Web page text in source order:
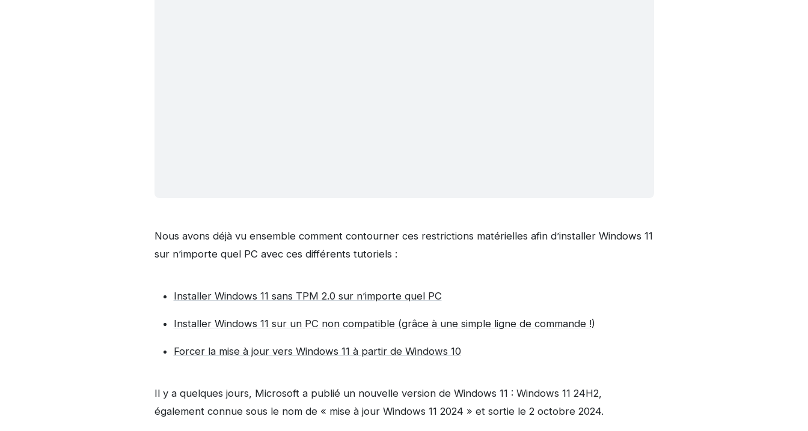
Nous avons déjà vu ensemble comment contourner ces restrictions matérielles afin d’installer Windows 11
sur n’importe quel PC avec ces différents tutoriels :
Installer Windows 11 sans TPM 2.0 sur n’importe quel PC
Installer Windows 11 sur un PC non compatible (grâce à une simple ligne de commande !)
Forcer la mise à jour vers Windows 11 à partir de Windows 10
Il y a quelques jours, Microsoft a publié un nouvelle version de Windows 11 : Windows 11 24H2,
également connue sous le nom de « mise à jour Windows 11 2024 » et sortie le 2 octobre 2024.